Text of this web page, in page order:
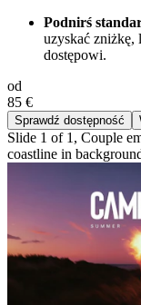
Podnirś
uzyskać zniżkę,
dostępowi.
od
85 €
Sprawdź dostępność
Slide 1 of 1, Couple
coastline in